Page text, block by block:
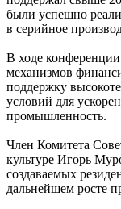
были успешно
в серийное
В ходе
механизмов
поддержку
условий для
промышленность.
Член Комитета
культуре Игорь
создаваемых
дальнейшем росте